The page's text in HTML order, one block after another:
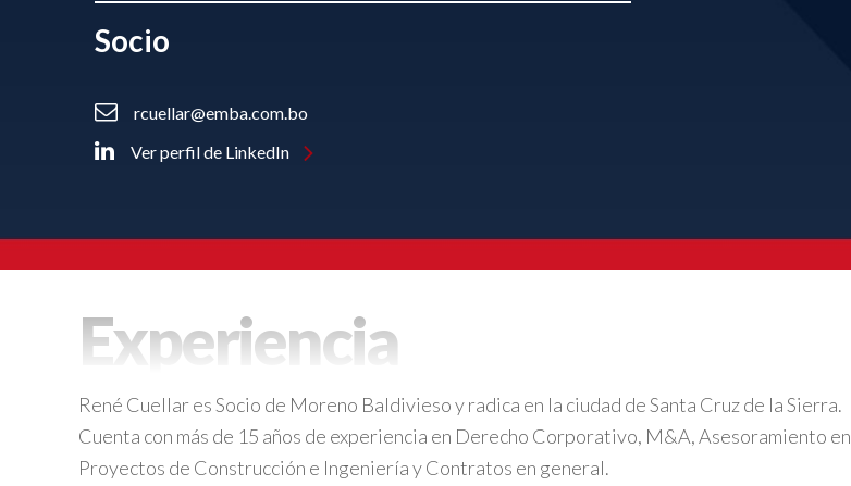
Socio
rcuellar@emba.com.bo
Ver perfil de LinkedIn
Experiencia
René Cuellar es Socio de Moreno Baldivieso y radica en la ciudad de Santa Cruz de la Sierra.
Cuenta con más de 15 años de experiencia en Derecho Corporativo, M&A, Asesoramiento en
Proyectos de Construcción e Ingeniería y Contratos en general.